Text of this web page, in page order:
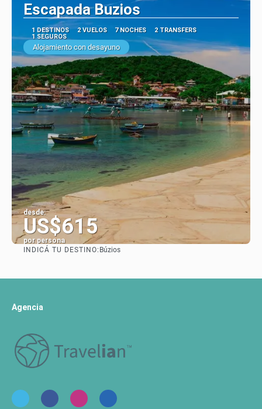
Escapada Buzios
1 DESTINOS 2 VUELOS 7 NOCHES
2 TRANSFERS
1 SEGUROS
Alojamiento con desayuno
desde:
US$615
por persona
INDICÁ TU DESTINO: Búzios
Agencia